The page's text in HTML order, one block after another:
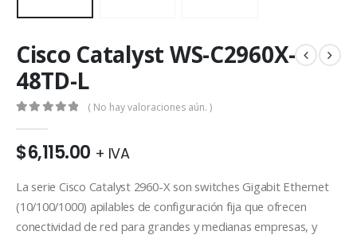
Cisco Catalyst WS-C2960X-
48TD-L
( No hay valoraciones aún. )
$6,115.00 + IVA
La serie Cisco Catalyst 2960-X son switches Gigabit Ethernet
(10/100/1000) apilables de configuración fija que ofrecen
conectividad de red para grandes y medianas empresas, y